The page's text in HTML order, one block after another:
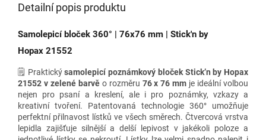
Detailní popis produktu
Samolepicí bloček 360° | 76x76 mm | Stick'n by
Hopax 21552
🗒️ Praktickýsamolepicí poznámkový bloček Stick’n by Hopax
21552 v zelené barvěo rozměru 76 x 76 mm je ideální volbou
nejen pro psaní a kreslení, ale i pro poznámky, vzkazy a
kreativní tvoření. Patentovaná technologie 360° umožňuje
perfektní přilnavost lístků ve všech směrech. Čtvercová vrstva
lepidla zajišťuje silnější a delší lepivost v jakékoli poloze a